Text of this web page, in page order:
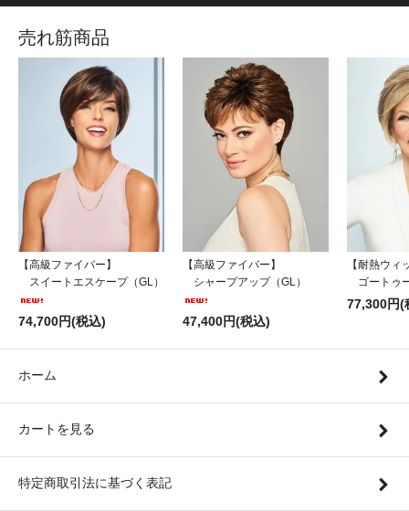
売れ筋商品
【高級ファイバー】
スイートエスケープ（GL）
74,700円(税込)
【高級ファイバー】
シャープアップ（GL）
47,400円(税込)
【耐熱ウィ
ゴートゥ
77,300円(
ホーム
カートを見る
特定商取引法に基づく表記